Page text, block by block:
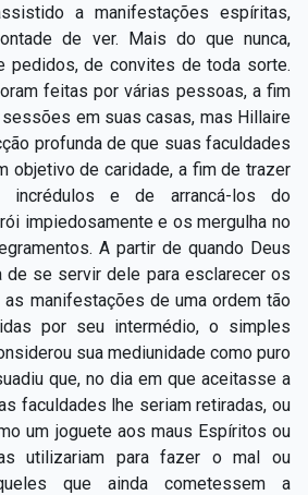
a manifestações espíritas,
de ver. Mais do que nunca,
pedidos, de convites de toda sorte.
feitas por várias pessoas, a fim
em suas casas, mas Hillaire
profunda de que suas faculdades
objetivo de caridade, a fim de trazer
e de arrancá-los do
impiedosamente e os mergulha no
A partir de quando Deus
de se servir dele para esclarecer os
manifestações de uma ordem tão
por seu intermédio, o simples
sua mediunidade como puro
que, no dia em que aceitasse a
faculdades lhe seriam retiradas, ou
um joguete aos maus Espíritos ou
utilizariam para fazer o mal ou
que ainda cometessem a